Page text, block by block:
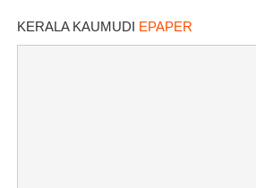
വിളിക്കുന്ന
KERALA KAUMUDI EPAPER